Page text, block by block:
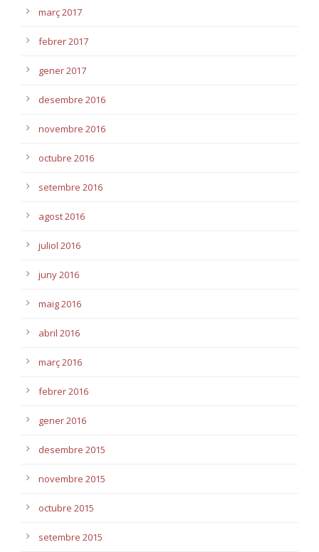
març 2017
febrer 2017
gener 2017
desembre 2016
novembre 2016
octubre 2016
setembre 2016
agost 2016
juliol 2016
juny 2016
maig 2016
abril 2016
març 2016
febrer 2016
gener 2016
desembre 2015
novembre 2015
octubre 2015
setembre 2015